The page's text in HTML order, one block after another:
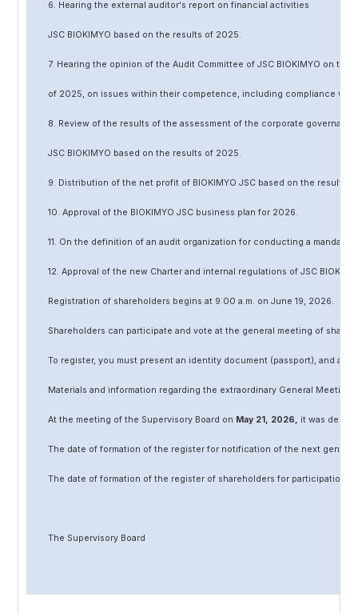
6. Hearing the external auditor's report on financial activities
JSC BIOKIMYO based on the results of 2025.
7. Hearing the opinion of the Audit Committee of JSC BIOKIMYO on the
of 2025, on issues within their competence, including compliance
8. Review of the results of the assessment of the corporate
JSC BIOKIMYO based on the results of 2025.
9. Distribution of the net profit of BIOKIMYO JSC based on the results
10. Approval of the BIOKIMYO JSC business plan for 2026.
11. On the definition of an audit organization for conducting a
12. Approval of the new Charter and internal regulations of JSC
Registration of shareholders begins at 9:00 a.m. on June 19, 2026.
Shareholders can participate and vote at the general meeting of
To register, you must present an identity document (passport), and a
Materials and information regarding the extraordinary General
At the meeting of the Supervisory Board on May21, 2026, it was
The date of formation of the register for notification of the next
The date of formation of the register of shareholders for participation
The Supervisory Board